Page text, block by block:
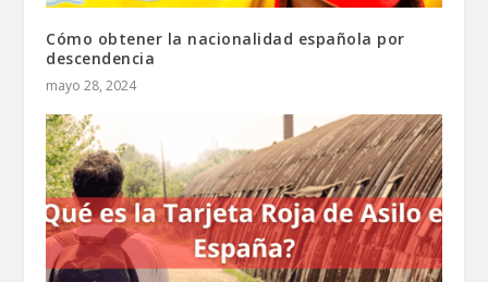
Cómo obtener la nacionalidad española por
descendencia
mayo 28, 2024